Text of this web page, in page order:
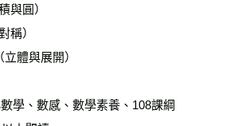
與圓）
稱）
體與展開）
學、數感、數學素養、108課綱